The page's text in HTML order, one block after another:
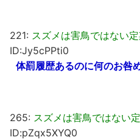
221: スズメは害鳥ではない
ID:Jy5cPPti0
体罰履歴あるのに何のお咎
265: スズメは害鳥ではない
ID:pZqx5XYQ0